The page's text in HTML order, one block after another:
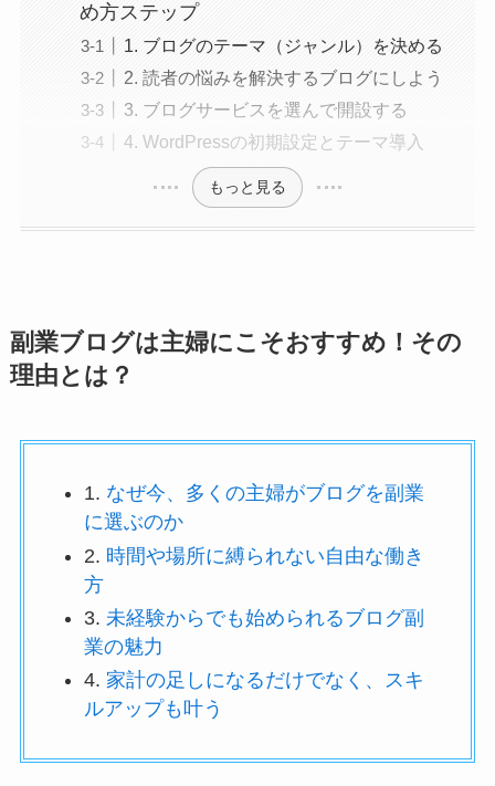
め方ステップ
1. ブログのテーマ（ジャンル）を決める
2. 読者の悩みを解決するブログにしよう
3. ブログサービスを選んで開設する
4. WordPressの初期設定とテーマ導入
もっと見る
副業ブログは主婦にこそおすすめ！その
理由とは？
1. なぜ今、多くの主婦がブログを副業
に選ぶのか
2. 時間や場所に縛られない自由な働き
方
3. 未経験からでも始められるブログ副
業の魅力
4. 家計の足しになるだけでなく、スキ
ルアップも叶う